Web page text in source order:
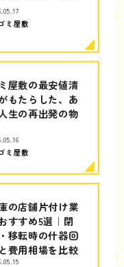
ミ屋敷
屋敷の最安値清
もたらした、あ
生の再出発の物
ミ屋敷
の店舗片付け業
すすめ5選｜閉
移転時の什器回
費用相場を比較